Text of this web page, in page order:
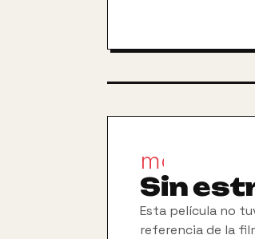
Sin
Esta película no
referencia de la